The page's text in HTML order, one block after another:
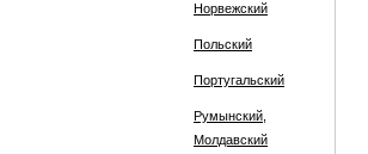
Норвежский
Польский
Португальский
Румынский,
Молдавский